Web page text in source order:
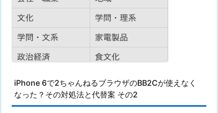
iPhone 6で2ちゃんねるブラウザのBB2Cが使えなく
なった？その対処法と代替案 その2